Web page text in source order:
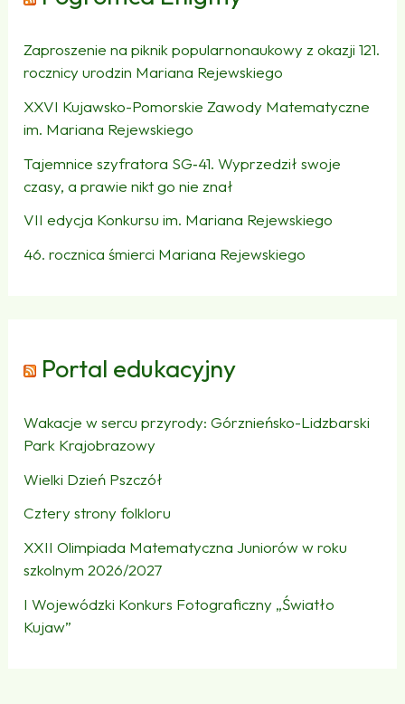
Zaproszenie na piknik popularnonaukowy z okazji 121.
rocznicy urodzin Mariana Rejewskiego
XXVI Kujawsko-Pomorskie Zawody Matematyczne
im. Mariana Rejewskiego
Tajemnice szyfratora SG‑41. Wyprzedził swoje
czasy, a prawie nikt go nie znał
VII edycja Konkursu im. Mariana Rejewskiego
46. rocznica śmierci Mariana Rejewskiego
Portal edukacyjny
Wakacje w sercu przyrody: Górznieńsko-Lidzbarski
Park Krajobrazowy
Wielki Dzień Pszczół
Cztery strony folkloru
XXII Olimpiada Matematyczna Juniorów w roku
szkolnym 2026/2027
I Wojewódzki Konkurs Fotograficzny „Światło
Kujaw”